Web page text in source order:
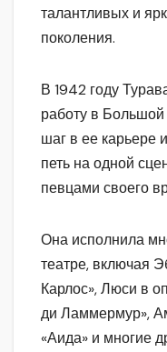
талантливых и
поколения.
В 1942 году
работу в
шаг в ее карьере
петь на одной
певцами своего
Она исполнила
театре, включая
Карлос», Люси в
ди Ламмермур»,
«Аида» и многие